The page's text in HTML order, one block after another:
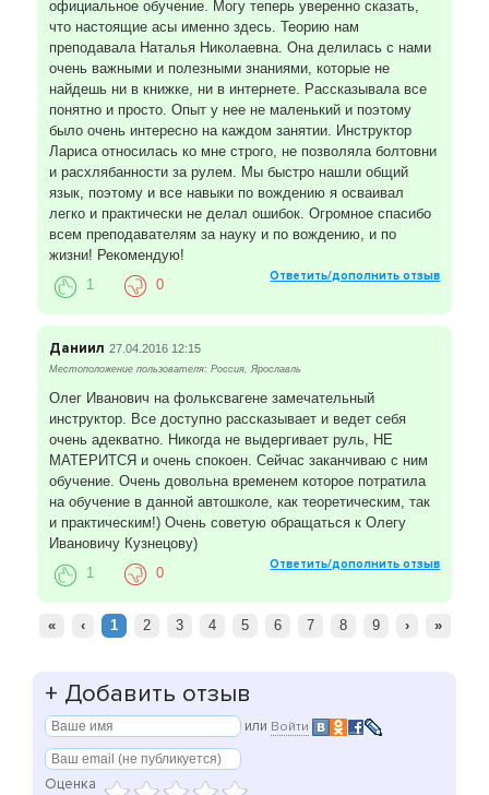
официальное обучение. Могу теперь уверенно сказать,
что настоящие асы именно здесь. Теорию нам
преподавала Наталья Николаевна. Она делилась с нами
очень важными и полезными знаниями, которые не
найдешь ни в книжке, ни в интернете. Рассказывала все
понятно и просто. Опыт у нее не маленький и поэтому
было очень интересно на каждом занятии. Инструктор
Лариса относилась ко мне строго, не позволяла болтовни
и расхлябанности за рулем. Мы быстро нашли общий
язык, поэтому и все навыки по вождению я осваивал
легко и практически не делал ошибок. Огромное спасибо
всем преподавателям за науку и по вождению, и по
жизни! Рекомендую!
Ответить/дополнить отзыв
1 0
Даниил 27.04.2016 12:15
Местоположение пользователя: Россия, Ярославль
Олег Иванович на фольксвагене замечательный
инструктор. Все доступно рассказывает и ведет себя
очень адекватно. Никогда не выдергивает руль, НЕ
МАТЕРИТСЯ и очень спокоен. Сейчас заканчиваю с ним
обучение. Очень довольна временем которое потратила
на обучение в данной автошколе, как теоретическим, так
и практическим!) Очень советую обращаться к Олегу
Ивановичу Кузнецову)
Ответить/дополнить отзыв
1 0
« ‹ 1 2 3 4 5 6 7 8 9 › »
+ Добавить отзыв
или Войти
Оценка